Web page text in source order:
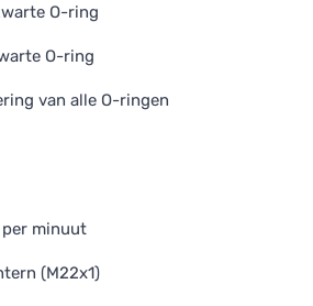
O-ring
O-ring
van alle O-ringen
minuut
(M22x1)